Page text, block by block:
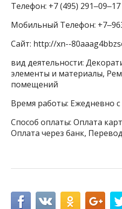
Телефон: +7 (495) 291‒09‒17
Мобильный Телефон:
Сайт: http://xn--
вид деятельности:
элементы и материалы,
помещений
Время работы: Ежедневно с
Способ оплаты: Оплата
Оплата через банк,